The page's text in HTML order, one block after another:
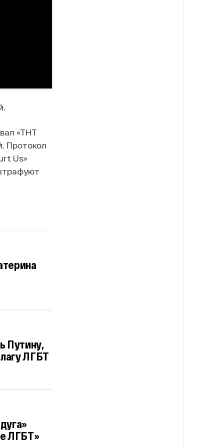
«ТНТ
Протокол
Us»
Путину,
ЛГБТ
ЛГБТ»